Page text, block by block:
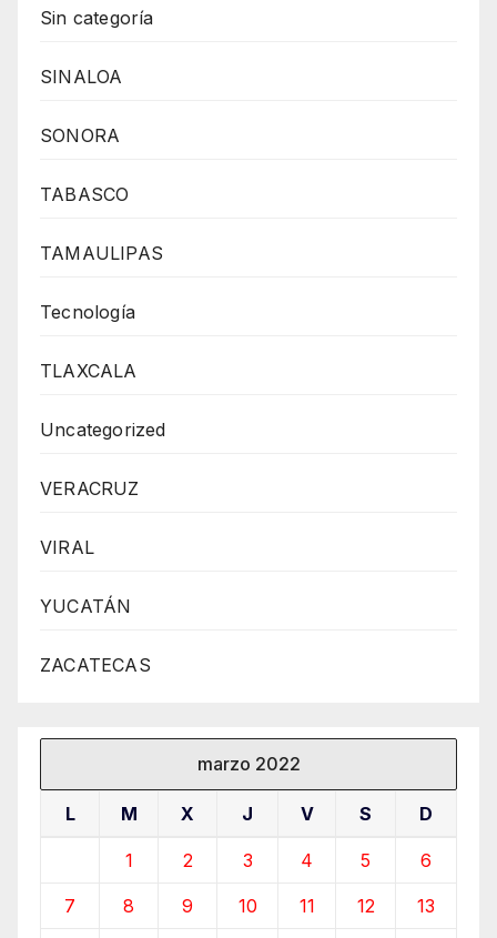
Sin categoría
SINALOA
SONORA
TABASCO
TAMAULIPAS
Tecnología
TLAXCALA
Uncategorized
VERACRUZ
VIRAL
YUCATÁN
ZACATECAS
marzo 2022
L M X J V S D
1 2 3 4 5 6
7 8 9 10 11 12 13